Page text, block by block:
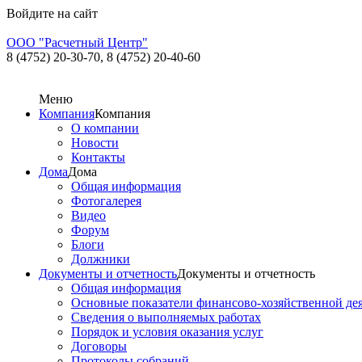
Войдите на сайт
ООО "Расчетный Центр"
8 (4752) 20-30-70, 8 (4752) 20-40-60
Меню
КомпанияКомпания
О компании
Новости
Контакты
ДомаДома
Общая информация
Фотогалерея
Видео
Форум
Блоги
Должники
Документы и отчетностьДокументы и отчетность
Общая информация
Основные показатели финансово-хозяйственной
Сведения о выполняемых работах
Порядок и условия оказания услуг
Договоры